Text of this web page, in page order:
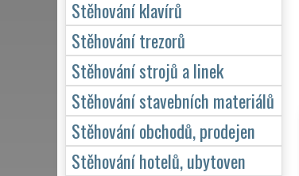
Stěhování klavírů
Stěhování trezorů
Stěhování strojů a linek
Stěhování stavebních materiálů
Stěhování obchodů, prodejen
Stěhování hotelů, ubytoven